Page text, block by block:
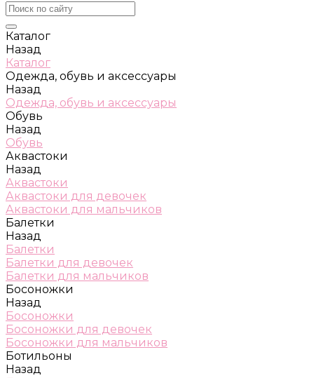
Каталог
Назад
Каталог
Одежда, обувь и аксессуары
Назад
Одежда, обувь и аксессуары
Обувь
Назад
Обувь
Аквастоки
Назад
Аквастоки
Аквастоки для девочек
Аквастоки для мальчиков
Балетки
Назад
Балетки
Балетки для девочек
Балетки для мальчиков
Босоножки
Назад
Босоножки
Босоножки для девочек
Босоножки для мальчиков
Ботильоны
Назад